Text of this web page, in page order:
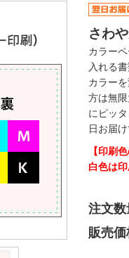
さわ
カラー
入れる
カラー
方は無
にピッ
日お届
【印刷
白色は
注文数
販売価